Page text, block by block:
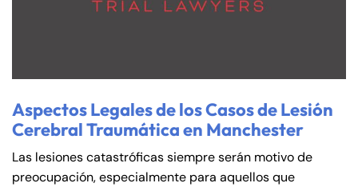
Aspectos Legales de los Casos de Lesión
Cerebral Traumática en Manchester
Las lesiones catastróficas siempre serán motivo de
preocupación, especialmente para aquellos que